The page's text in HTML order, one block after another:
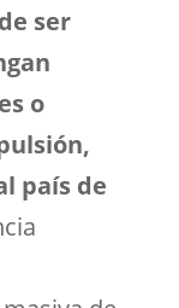
ser
o
país de